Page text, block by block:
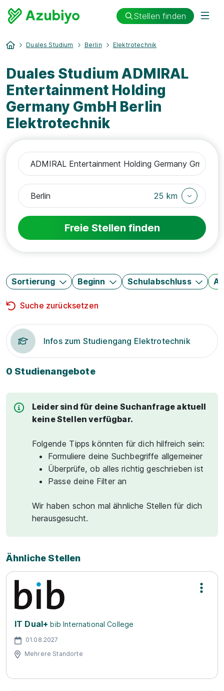
Stellen finden
Duales Studium Berlin Elektrotechnik
Duales Studium ADMIRAL
Entertainment Holding
Germany GmbH Berlin
Elektrotechnik
25 km
Freie Stellen finden
Sortierung Beginn Schulabschluss
Suche zurücksetzen
Infos zum Studiengang Elektrotechnik
0 Studienangebote
Leider sind für deine Suchanfrage aktuell
keine Stellen verfügbar.
Folgende Tipps könnten für dich hilfreich sein:
Formuliere deine Suchbegriffe allgemeiner
Überprüfe, ob alles richtig geschrieben ist
Passe deine Filter an
Wir haben schon mal ähnliche Stellen für dich
herausgesucht.
Ähnliche Stellen
IT Dual+ bib International College
01.08.2027
Mehrere Standorte